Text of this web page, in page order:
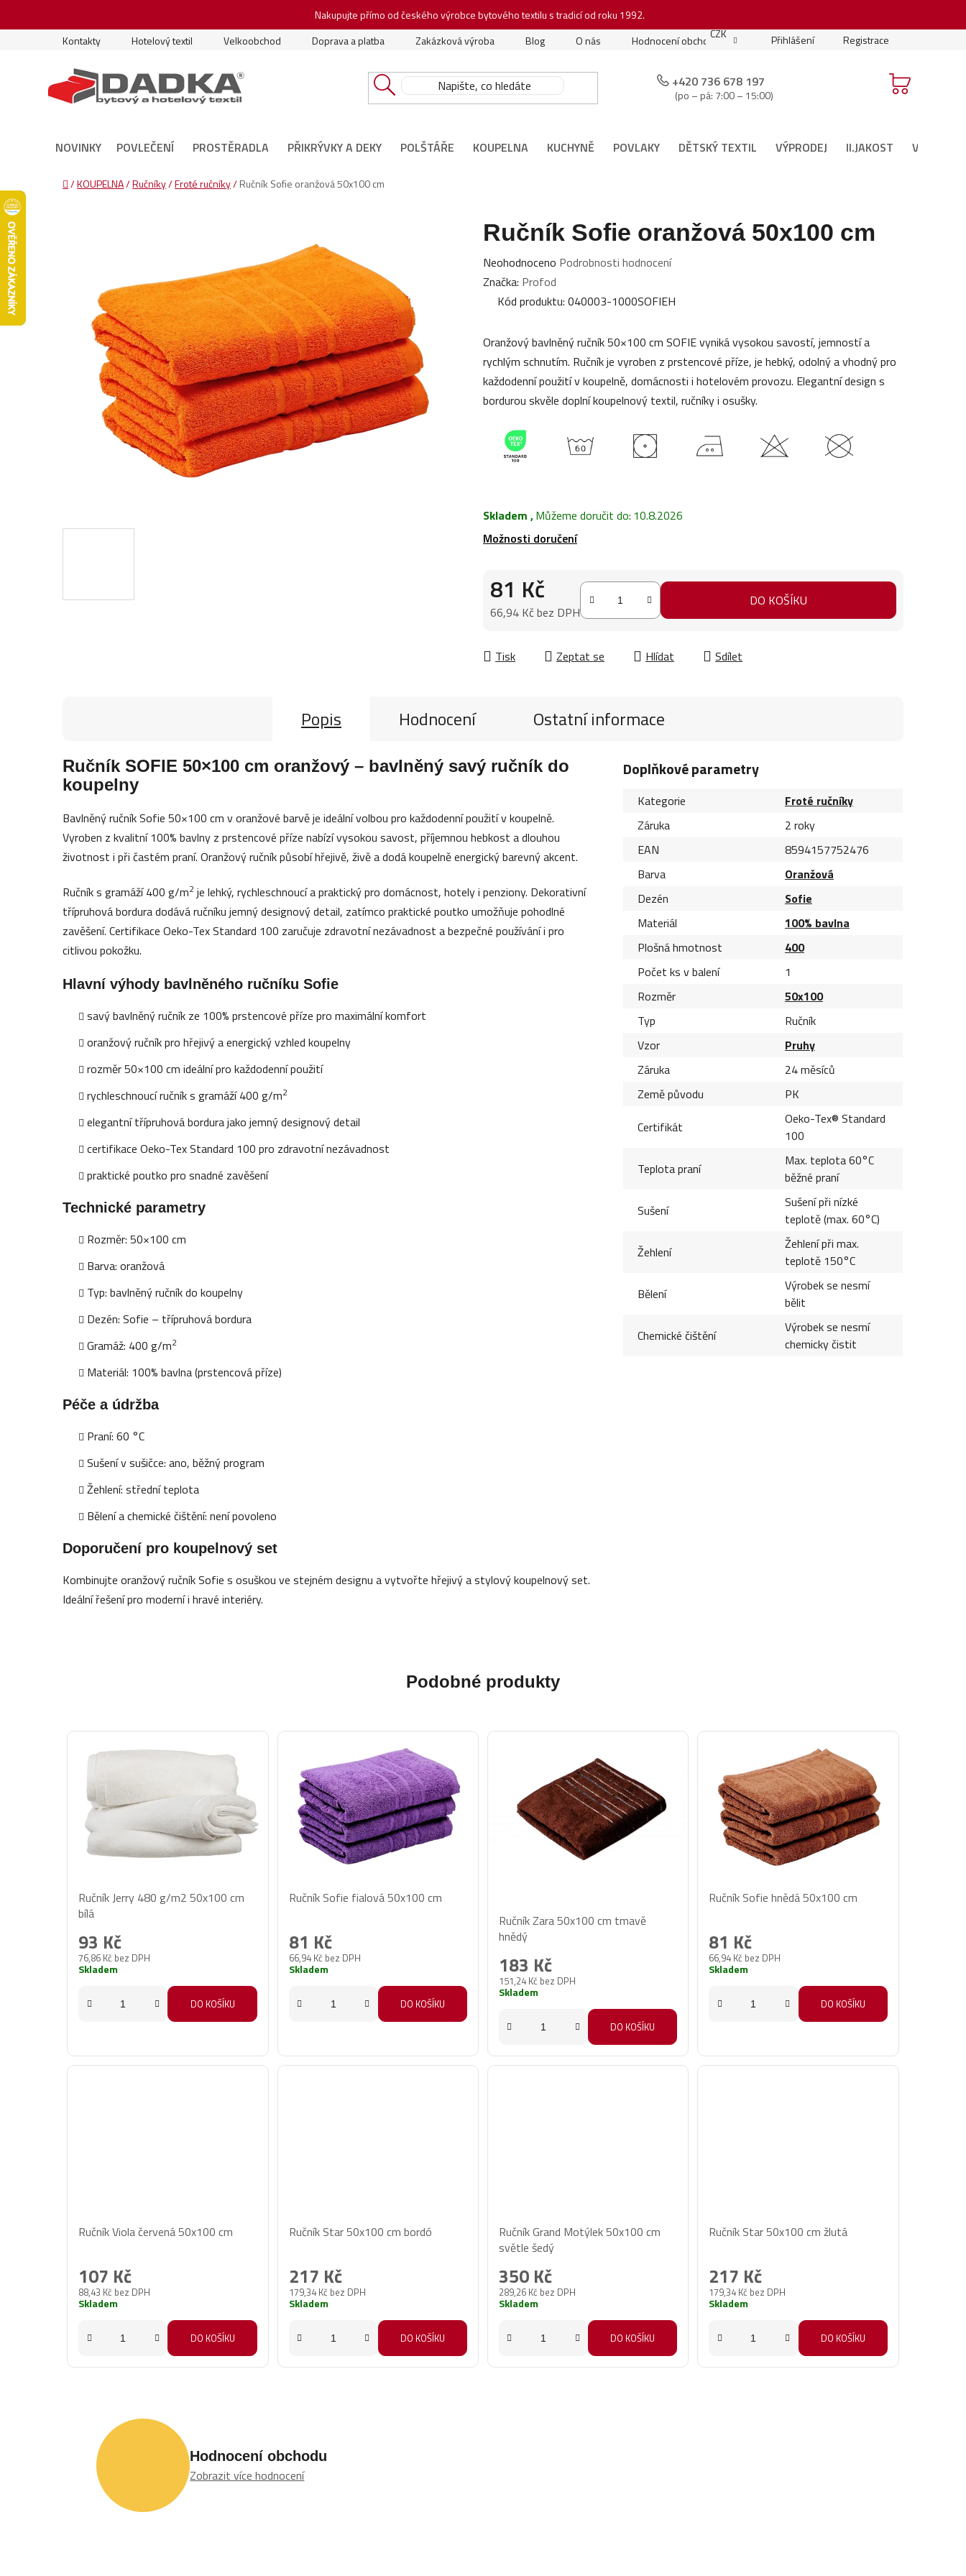
Nakupujte přímo od českého výrobce bytového textilu s tradicí od roku 1992.
Kontakty
Hotelový textil Velkoobchod Doprava a platba Zakázková výroba Blog O nás Hodnocení obchodu Moje objednávka Podmínky soutěže
CZK Přihlášení Registrace
+420 736 678 197
(po – pá: 7:00 – 15:00)
NOVINKY POVLEČENÍ PROSTĚRADLA PŘIKRÝVKY A DEKY POLŠTÁŘE KOUPELNA KUCHYNĚ POVLAKY DĚTSKÝ TEXTIL VÝPRODEJ II.JAKOST VÁNOČNÍ
Domů
/KOUPELNA/Ručníky/Froté ručníky/Ručník Sofie oranžová 50x100 cm
Ručník Sofie oranžová 50x100 cm
Průměrné
hodnocení
produktu
0,0
z
5
hvězdiček.
Neohodnoceno Podrobnosti hodnocení
Značka: Profod
Kód produktu: 040003-1000SOFIEH
Oranžový bavlněný ručník 50×100 cm SOFIE vyniká vysokou savostí, jemností a
rychlým schnutím. Ručník je vyroben z prstencové příze, je hebký, odolný a vhodný pro
každodenní použití v koupelně, domácnosti i hotelovém provozu. Elegantní design s
bordurou skvěle doplní koupelnový textil, ručníky i osušky.
Skladem ,Můžeme doručit do: 10.8.2026
Možnosti doručení
81 Kč
66,94 Kč bez DPH
DO KOŠÍKU
Tisk Zeptat se Hlídat Sdílet
Popis Hodnocení Ostatní informace
Ručník SOFIE 50×100 cm oranžový – bavlněný savý ručník do
koupelny
Bavlněný ručník Sofie 50×100 cm v oranžové barvě je ideální volbou pro každodenní použití v koupelně.
Vyroben z kvalitní 100% bavlny z prstencové příze nabízí vysokou savost, příjemnou hebkost a dlouhou
životnost i při častém praní. Oranžový ručník působí hřejivě, živě a dodá koupelně energický barevný akcent.
Ručník s gramáží 400 g/m2 je lehký, rychleschnoucí a praktický pro domácnost, hotely i penziony. Dekorativní
třípruhová bordura dodává ručníku jemný designový detail, zatímco praktické poutko umožňuje pohodlné
zavěšení. Certifikace Oeko-Tex Standard 100 zaručuje zdravotní nezávadnost a bezpečné používání i pro
citlivou pokožku.
Hlavní výhody bavlněného ručníku Sofie
savý bavlněný ručník ze 100% prstencové příze pro maximální komfort
oranžový ručník pro hřejivý a energický vzhled koupelny
rozměr 50×100 cm ideální pro každodenní použití
rychleschnoucí ručník s gramáží 400 g/m2
elegantní třípruhová bordura jako jemný designový detail
certifikace Oeko-Tex Standard 100 pro zdravotní nezávadnost
praktické poutko pro snadné zavěšení
Technické parametry
Rozměr: 50×100 cm
Barva: oranžová
Typ: bavlněný ručník do koupelny
Dezén: Sofie – třípruhová bordura
Gramáž: 400 g/m2
Materiál: 100% bavlna (prstencová příze)
Péče a údržba
Praní: 60 °C
Sušení v sušičce: ano, běžný program
Žehlení: střední teplota
Bělení a chemické čištění: není povoleno
Doporučení pro koupelnový set
Kombinujte oranžový ručník Sofie s osuškou ve stejném designu a vytvořte hřejivý a stylový koupelnový set.
Ideální řešení pro moderní i hravé interiéry.
Doplňkové parametry
Kategorie
Froté ručníky
Záruka
2 roky
EAN
8594157752476
Barva
Oranžová
Dezén
Sofie
Materiál
100% bavlna
Plošná hmotnost
400
Počet ks v balení
1
Rozměr
50x100
Typ
Ručník
Vzor
Pruhy
Záruka
24 měsíců
Země původu
PK
Certifikát
Oeko-Tex® Standard
100
Teplota praní
Max. teplota 60°C
běžné praní
Sušení
Sušení při nízké
teplotě (max. 60°C)
Žehlení
Žehlení při max.
teplotě 150°C
Bělení
Výrobek se nesmí
bělit
Chemické čištění
Výrobek se nesmí
chemicky čistit
Podobné produkty
Ručník Jerry 480 g/m2 50x100 cm
bílá
76,86 Kč bez DPH
93 Kč
Skladem
DO KOŠÍKU
Ručník Sofie fialová 50x100 cm
66,94 Kč bez DPH
81 Kč
Skladem
DO KOŠÍKU
hodnocení
produktu
je
5,0
5
Ručník Zara 50x100 cm tmavě
hnědý
151,24 Kč bez DPH
183 Kč
Skladem
DO KOŠÍKU
Ručník Sofie hnědá 50x100 cm
66,94 Kč bez DPH
81 Kč
Skladem
DO KOŠÍKU
Ručník Viola červená 50x100 cm
88,43 Kč bez DPH
107 Kč
Skladem
DO KOŠÍKU
Ručník Star 50x100 cm bordó
179,34 Kč bez DPH
217 Kč
Skladem
DO KOŠÍKU
Ručník Grand Motýlek 50x100 cm
světle šedý
289,26 Kč bez DPH
350 Kč
Skladem
DO KOŠÍKU
Ručník Star 50x100 cm žlutá
179,34 Kč bez DPH
217 Kč
Skladem
DO KOŠÍKU
Hodnocení obchodu
Zobrazit více hodnocení